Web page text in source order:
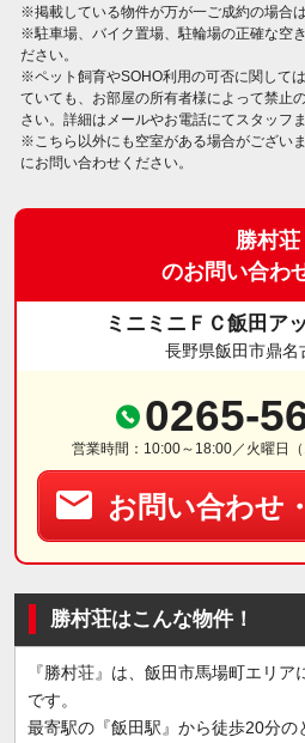
※掲載している物件が万が一ご成約の場合は
※駐車場、バイク置場、駐輪場の正確な空
ださい。
※ペット飼育やSOHO利用の可否に関して
ていても、お部屋の所有者様によって禁止
さい。詳細はメールやお電話にてスタッフ
※こちら以外にも空室がある場合がござい
にお問い合わせください。
勝村荘
のお問い合わ
ミニミニＦＣ飯田ア
長野県飯田市鼎名
0265-
営業時間：10:00～18:00／火曜日（
お問い合わせ
勝村荘はこんな物件！
『勝村荘』は、飯田市馬場町エリ
です。
最寄駅の『飯田駅』から徒歩20分の